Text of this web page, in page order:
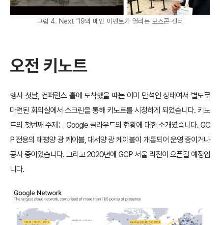
그림 4. Next ‘19의 메인 이벤트가 열리는 모스콘 센터
오전 키노트
행사 첫날, 컨퍼런스 홀에 도착했을 때는 이미 만석인 상태여서 별도로
마련된 회의실에서 스크린을 통해 키노트를 시청하게 되었습니다. 키노
트의 첫번째 주제는 Google 클라우드의 현황에 대한 소개였습니다. GC
P 전용의 태평양 광 케이블, 대서양 광 케이블이 개통되어 운영 중이거나
공사 중이었습니다. 그리고 2020년에 GCP 서울 리전이 오픈될 예정입
니다.